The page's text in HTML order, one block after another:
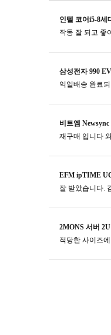
인텔 코어i5-8세
작동 잘 되고 좋
삼성전자 990
익일배송 완료
비트엠
재구매 입니다
EFM ipTIME
잘 받았습니다.
2MONS 서버
적당한 사이즈